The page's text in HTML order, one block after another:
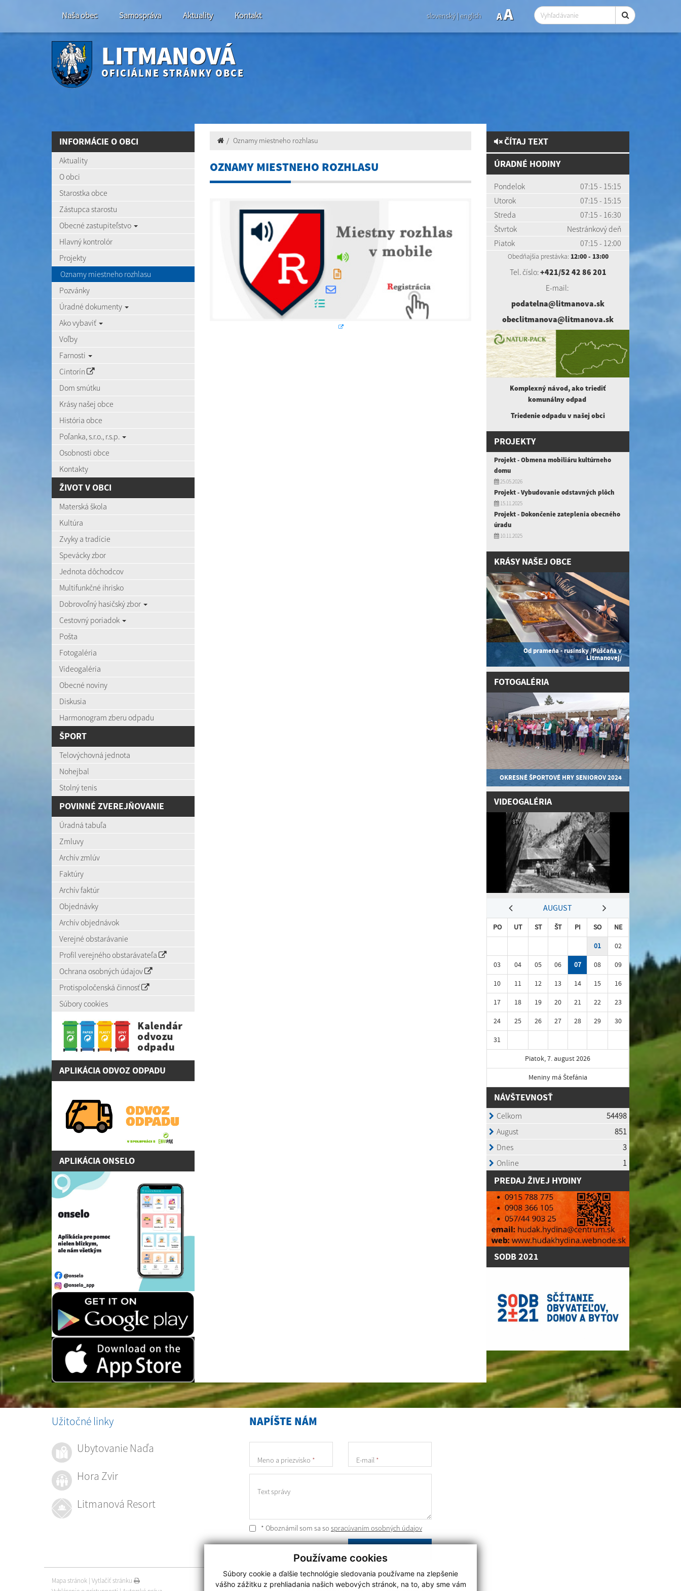
Používame cookies
Súbory cookie a ďalšie technológie sledovania používame na zlepšenie
vášho zážitku z prehliadania našich webových stránok, na to, aby sme vám
Naša obec Samospráva Aktuality Kontakt slovenský|english AA
LITMANOVÁ
OFICIÁLNE STRÁNKY OBCE
INFORMÁCIE O OBCI
Aktuality
O obci
Starostka obce
Zástupca starostu
Obecné zastupiteľstvo
Hlavný kontrolór
Projekty
Oznamy miestneho rozhlasu
Pozvánky
Úradné dokumenty
Ako vybaviť
Voľby
Farnosti
Cintorín
Dom smútku
Krásy našej obce
História obce
Poľanka, s.r.o., r.s.p.
Osobnosti obce
Kontakty
ŽIVOT V OBCI
Materská škola
Kultúra
Zvyky a tradície
Spevácky zbor
Jednota dôchodcov
Multifunkčné ihrisko
Dobrovoľný hasičský zbor
Cestovný poriadok
Pošta
Fotogaléria
Videogaléria
Obecné noviny
Diskusia
Harmonogram zberu odpadu
ŠPORT
Telovýchovná jednota
Nohejbal
Stolný tenis
POVINNÉ ZVEREJŇOVANIE
Úradná tabuľa
Zmluvy
Archív zmlúv
Faktúry
Archív faktúr
Objednávky
Archív objednávok
Verejné obstarávanie
Profil verejného obstarávateľa
Ochrana osobných údajov
Protispoločenská činnosť
Súbory cookies
APLIKÁCIA ODVOZ ODPADU
APLIKÁCIA ONSELO
Oznamy miestneho rozhlasu
OZNAMY MIESTNEHO ROZHLASU
ČÍTAJ TEXT
ÚRADNÉ HODINY
Pondelok
07:15 - 15:15
Utorok
07:15 - 15:15
Streda
07:15 - 16:30
Štvrtok
Nestránkový deň
Piatok
07:15 - 12:00
Obedňajšia prestávka: 12:00 - 13:00
Tel. číslo:+421/52 42 86 201
E-mail:
podatelna@litmanova.sk
obeclitmanova@litmanova.sk
Komplexný návod, ako triediť
komunálnyodpad
Triedenie odpadu v našej obci
PROJEKTY
Projekt - Obmena mobiliáru kultúrneho
domu
25.05.2026
Projekt - Vybudovanie odstavných plôch
15.11.2025
Projekt - Dokončenie zateplenia obecného
úradu
10.11.2025
KRÁSY NAŠEJ OBCE
Od prameňa - rusínsky /Púščaňa v
Litmanovej/
FOTOGALÉRIA
OKRESNÉ ŠPORTOVÉ HRY SENIOROV 2024
VIDEOGALÉRIA
AUGUST
PO UT ST ŠT PI SO
NE
01
02
03
04 05 06 07 08
09
10
11 12 13 14 15
16
17
18 19 20 21 22
23
24
25 26 27 28 29
30
31
Piatok, 7. august 2026
Meniny má Štefánia
NÁVŠTEVNOSŤ
PREDAJ ŽIVEJ HYDINY
SODB 2021
NAPÍŠTE NÁM
Meno a priezvisko * E-mail *
Text správy
* Oboznámil som sa so spracúvaním osobných údajov
Užitočné linky
Ubytovanie Naďa
Hora Zvir
Litmanová Resort
Posledná aktualizácia:
24.07.2026
Mapa stránok | Vytlačiť stránku